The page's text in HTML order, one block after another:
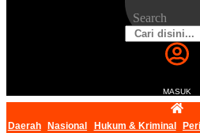
Search
MASUK
Daerah Nasional Hukum & Kriminal